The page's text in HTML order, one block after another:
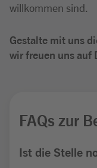
willkommen sind.
Gestalte mit uns
wir freuen uns auf
FAQs zur
Ist die Stelle